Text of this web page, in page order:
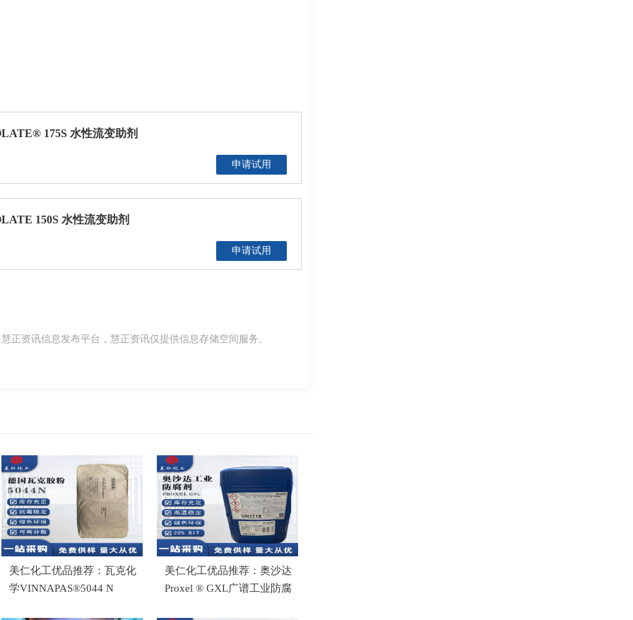
海名斯 RHEOLATE® 175S 水性流变助剂
申请试用
150S 水性流变助剂
申请试用
正资讯信息发布平台，慧正资讯仅提供信息存储空间服务。
美仁化工优品推荐：瓦克化
学VINNAPAS®5044 N
美仁化工优品推荐：奥沙达
Proxel ® GXL广谱工业防腐